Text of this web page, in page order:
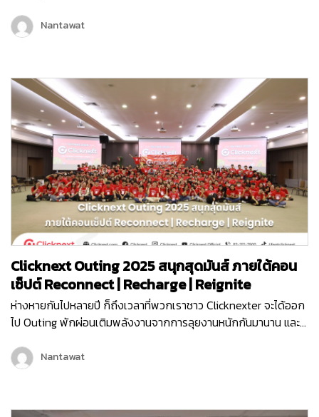
เป็นอีกหนึ่งก้าวสำคัญของบริษัท คลิกเน็กซ์ เทคโนโลยี จำกัด เพราะ
Chatcone ของเรา คว้ารางวัล AI Empower ระดับ Platinum ใน
Nantawat
Clicknext Outing 2025 สนุกสุดมันส์ ภายใต้คอน
เซ็ปต์ Reconnect | Recharge | Reignite
ห่างหายกันไปหลายปี ก็ถึงเวลาที่พวกเราชาว Clicknexter จะได้ออก
ไป Outing พักผ่อนเติมพลังงานจากการลุยงานหนักกันมานาน และ
กิจกรรมมากมายทั้งช่วงกลางวันและกลางคืน เพื่อให้พนักงานได้
กระชับมิตร เติมเต็มพลังงาน จุดไฟแห่งการทำงานขึ้นมาใหม่ เพราะ
Reignite…
Nantawat